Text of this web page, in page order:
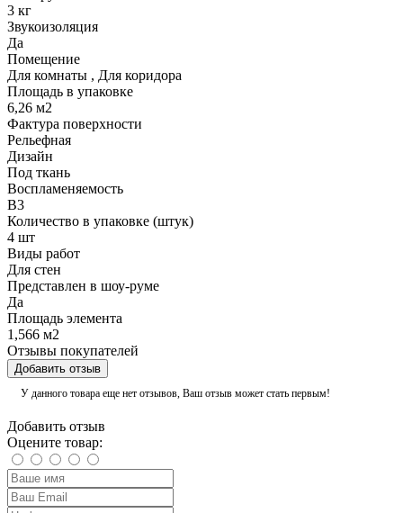
3 кг
Звукоизоляция
Да
Помещение
Для комнаты , Для коридора
Площадь в упаковке
6,26 м2
Фактура поверхности
Рельефная
Дизайн
Под ткань
Воспламеняемость
В3
Количество в упаковке (штук)
4 шт
Виды работ
Для стен
Представлен в шоу-руме
Да
Площадь элемента
1,566 м2
Отзывы покупателей
Добавить отзыв
У данного товара еще нет отзывов, Ваш отзыв может стать первым!
Добавить отзыв
Оцените товар: